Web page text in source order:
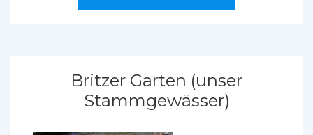
Britzer Garten (unser
Stammgewässer)